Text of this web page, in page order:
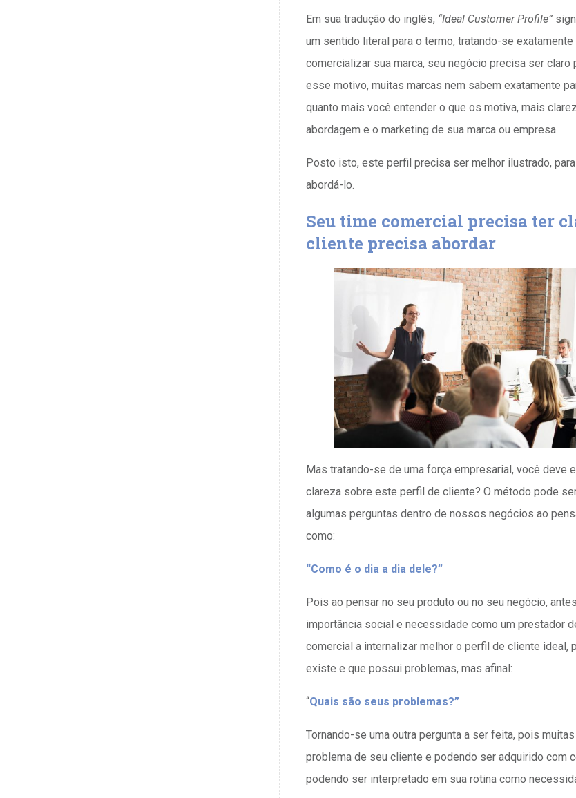
Em sua tradução do inglês, “Ideal Customer Profile”
um sentido literal para o termo, tratando-se
comercializar sua marca, seu negócio precisa ser
esse motivo, muitas marcas nem sabem exatamente
quanto mais você entender o que os motiva, mais
abordagem e o marketing de sua marca ou empresa.
Posto isto, este perfil precisa ser melhor ilustrado,
abordá-lo.
Seu time comercial precisa ter
cliente precisa abordar
Mas tratando-se de uma força empresarial, você deve
clareza sobre este perfil de cliente? O método pode
algumas perguntas dentro de nossos negócios ao
como:
“Como é o dia a dia dele?”
Pois ao pensar no seu produto ou no seu negócio,
importância social e necessidade como um prestador
comercial a internalizar melhor o perfil de cliente
existe e que possui problemas, mas afinal:
“Quais são seus problemas?”
Tornando-se uma outra pergunta a ser feita, pois
problema de seu cliente e podendo ser adquirido com
podendo ser interpretado em sua rotina como